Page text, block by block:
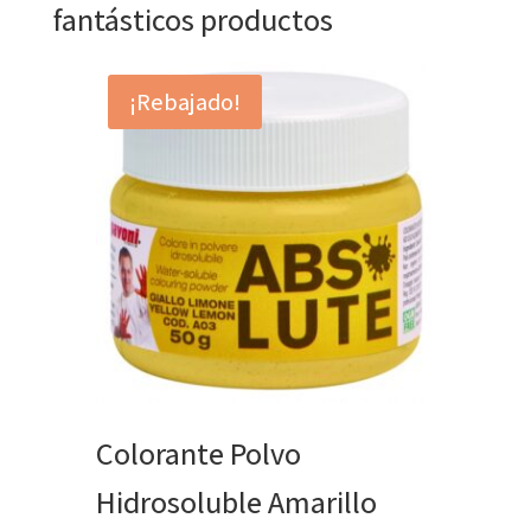
fantásticos productos
¡Rebajado!
Colorante Polvo
Hidrosoluble Amarillo